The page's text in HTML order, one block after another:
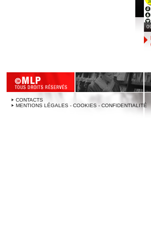
CONTACTS
MENTIONS LÉGALES - COOKIES - CONFIDENTIALITÉ